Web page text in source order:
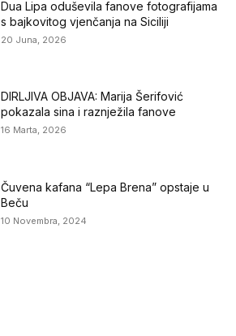
Dua Lipa oduševila fanove fotografijama
s bajkovitog vjenčanja na Siciliji
20 Juna, 2026
DIRLJIVA OBJAVA: Marija Šerifović
pokazala sina i raznježila fanove
16 Marta, 2026
Čuvena kafana “Lepa Brena” opstaje u
Beču
10 Novembra, 2024